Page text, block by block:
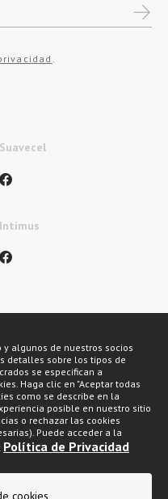
.
Suavecel
Intimus
y algunos de nuestros socios
detalles sobre los tipos de
se especifican a
Haga clic en "Aceptar todas
como se describe en la
posible en nuestro sitio
o rechazar las cookies
Puede acceder a la
Política de Privacidad
cookies